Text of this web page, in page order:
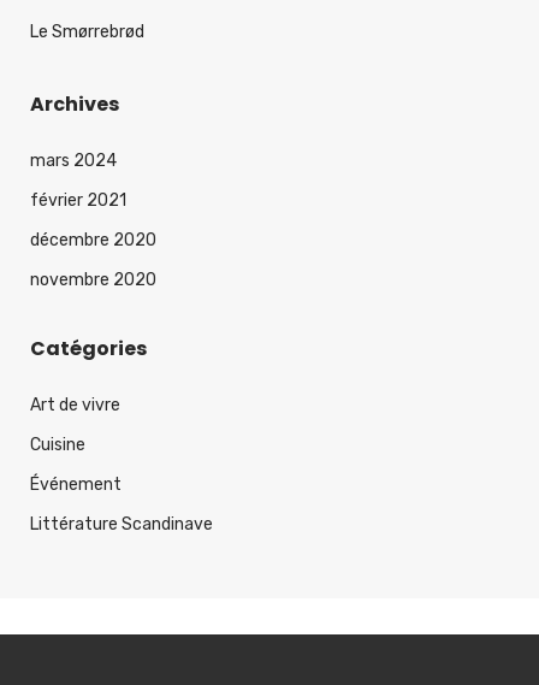
Le Smørrebrød
Archives
mars 2024
février 2021
décembre 2020
novembre 2020
Catégories
Art de vivre
Cuisine
Événement
Littérature Scandinave